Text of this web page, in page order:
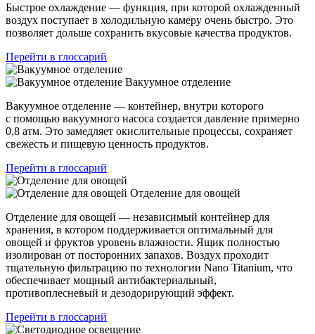
Быстрое охлаждение — функция, при которой охлажденный
воздух поступает в холодильную камеру очень быстро. Это
позволяет дольше сохранить вкусовые качества продуктов.
Перейти в глоссарий
Вакуумное отделение
Вакуумное отделение — контейнер, внутри которого
с помощью вакуумного насоса создается давление примерно
0,8 атм. Это замедляет окислительные процессы, сохраняет
свежесть и пищевую ценность продуктов.
Перейти в глоссарий
Отделение для овощей
Отделение для овощей — независимый контейнер для
хранения, в котором поддерживается оптимальный для
овощей и фруктов уровень влажности. Ящик полностью
изолирован от посторонних запахов. Воздух проходит
тщательную фильтрацию по технологии Nano Titanium, что
обеспечивает мощный антибактериальный,
противоплесневый и дезодорирующий эффект.
Перейти в глоссарий